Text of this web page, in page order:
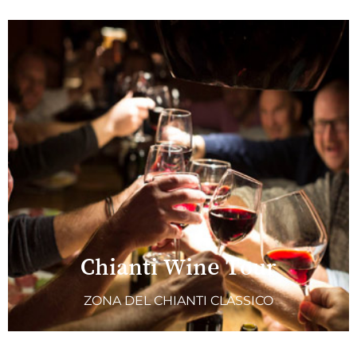
Chianti Wine Tour
ZONA DEL CHIANTI CLASSICO